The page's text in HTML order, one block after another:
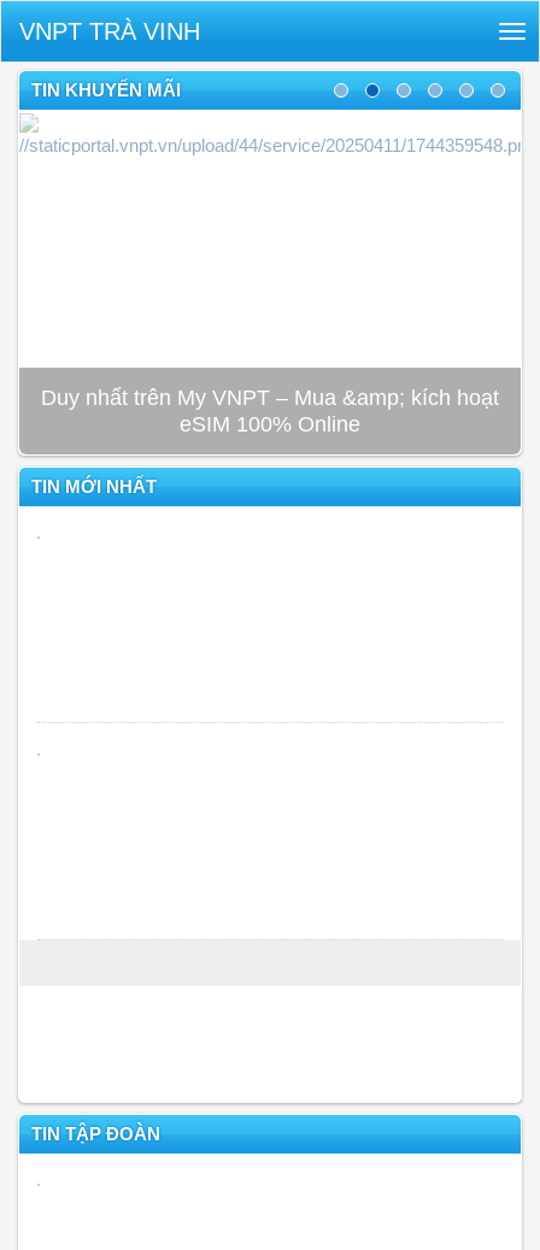
VNPT TRÀ VINH
TIN KHUYẾN MÃI
Duy nhất trên My VNPT – Mua &amp; kích hoạt
eSIM 100% Online
TIN MỚI NHẤT
TIN TẬP ĐOÀN